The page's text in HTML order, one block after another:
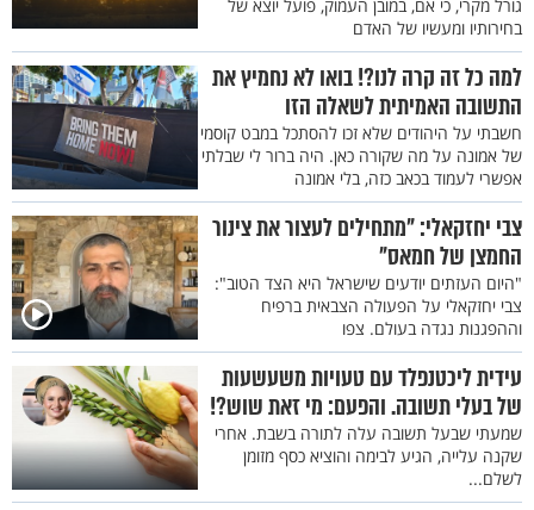
גורל מקרי, כי אם, במובן העמוק, פועל יוצא של
בחירותיו ומעשיו של האדם
למה כל זה קרה לנו?! בואו לא נחמיץ את
התשובה האמיתית לשאלה הזו
חשבתי על היהודים שלא זכו להסתכל במבט קוסמי
של אמונה על מה שקורה כאן. היה ברור לי שבלתי
אפשרי לעמוד בכאב כזה, בלי אמונה
צבי יחזקאלי: "מתחילים לעצור את צינור
החמצן של חמאס"
"היום העזתים יודעים שישראל היא הצד הטוב":
צבי יחזקאלי על הפעולה הצבאית ברפיח
וההפגנות נגדה בעולם. צפו
עידית ליכטנפלד עם טעויות משעשעות
של בעלי תשובה. והפעם: מי זאת שוש?!
שמעתי שבעל תשובה עלה לתורה בשבת. אחרי
שקנה עלייה, הגיע לבימה והוציא כסף מזומן
לשלם...